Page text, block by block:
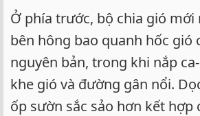
Ở phía trước, bộ chia gió mới
bên hông bao quanh hốc gió
nguyên bản, trong khi nắp
khe gió và đường gân nổi.
ốp sườn sắc sảo hơn kết hợp